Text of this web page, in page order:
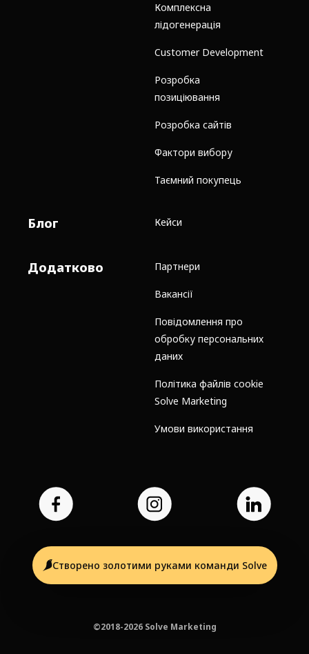
Комплексна
лідогенерація
Customer Development
Розробка
позиціювання
Розробка сайтів
Фактори вибору
Таємний покупець
Блог Кейси
Додатково Партнери
Вакансії
Повідомлення про
обробку персональних
даних
Політика файлів cookie
Solve Marketing
Умови використання
Створено золотими руками команди Solve
©2018-2026 Solve Marketing